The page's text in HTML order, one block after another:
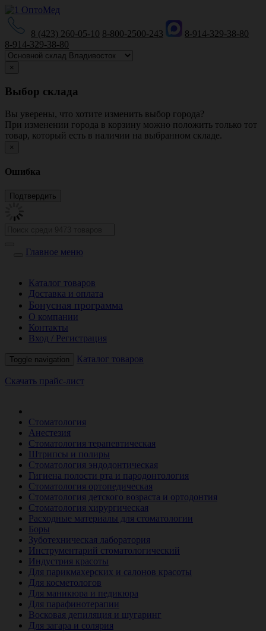
8 (423) 260-05-10 8-800-2500-243
8-914-329-38-80
8-914-329-38-80
×
Выбор склада
Вы уверены, что хотите изменить выбор города?
При изменении города в корзину можно положить только тот
товар, который есть в наличии на выбранном складе.
×
Ошибка
Главное меню
Каталог товаров
Доставка и оплата
Бонусная программа
О компании
Контакты
Вход / Регистрация
Toggle navigation Каталог товаров
Скачать прайс-лист
Стоматология
Анестезия
Стоматология терапевтическая
Штрипсы и полиры
Стоматология эндодонтическая
Гигиена полости рта и пародонтология
Стоматология ортопедическая
Стоматология детского возраста и ортодонтия
Стоматология хирургическая
Расходные материалы для стоматологии
Боры
Зуботехническая лаборатория
Инструментарий стоматологический
Индустрия красоты
Для парикмахерских и салонов красоты
Для косметологов
Для маникюра и педикюра
Для парафинотерапии
Восковая депиляция и шугаринг
Для загара и солярия